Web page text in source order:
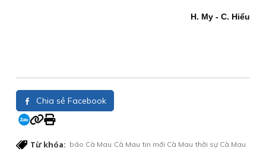
H. My - C. Hiểu
Chia sẻ Facebook
Từ khóa: báo Cà Mau Cà Mau tin mới Cà Mau thời sự Cà Mau